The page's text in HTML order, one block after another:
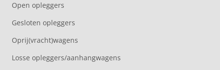
Open opleggers
Gesloten opleggers
Oprij(vracht)wagens
Losse opleggers/aanhangwagens